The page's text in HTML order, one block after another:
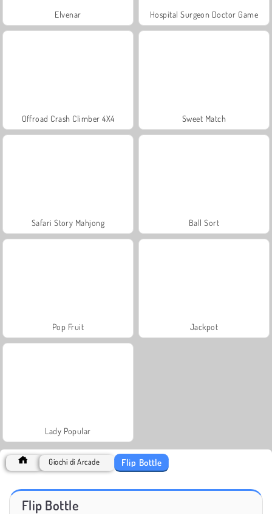
Elvenar Hospital Surgeon Doctor Game
Offroad Crash Climber 4X4 Sweet Match
Safari Story Mahjong Ball Sort
Pop Fruit Jackpot
Lady Popular
Giochi di Arcade Flip Bottle
Flip Bottle